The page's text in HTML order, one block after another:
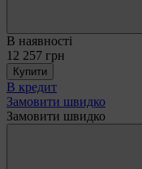
В наявності
12 257 грн
Купити
В кредит
Замовити швидко
Замовити швидко